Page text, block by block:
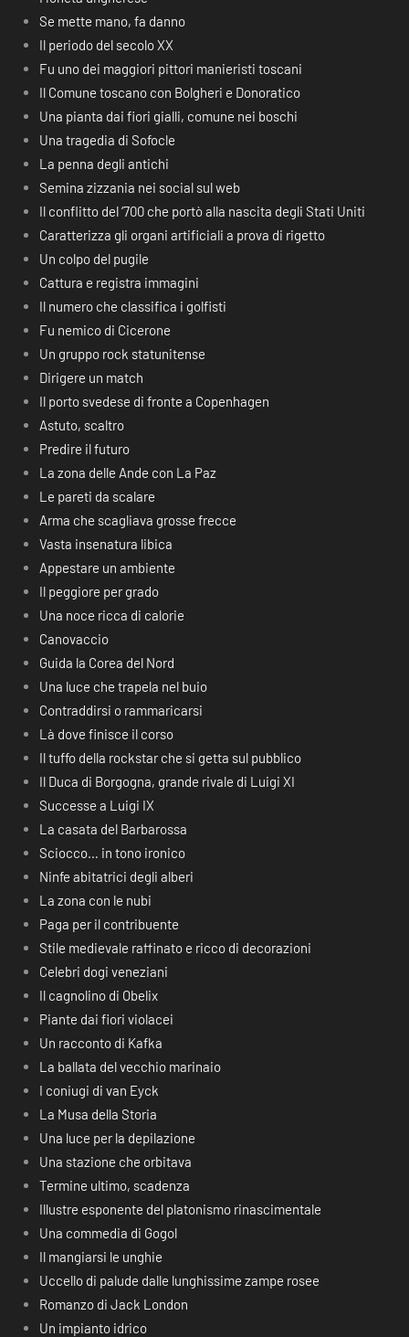
Se mette mano, fa danno
Il periodo del secolo XX
Fu uno dei maggiori pittori manieristi toscani
Il Comune toscano con Bolgheri e Donoratico
Una pianta dai fiori gialli, comune nei boschi
Una tragedia di Sofocle
La penna degli antichi
Semina zizzania nei social sul web
Il conflitto del ‘700 che portò alla nascita degli Stati Uniti
Caratterizza gli organi artificiali a prova di rigetto
Un colpo del pugile
Cattura e registra immagini
Il numero che classifica i golfisti
Fu nemico di Cicerone
Un gruppo rock statunitense
Dirigere un match
Il porto svedese di fronte a Copenhagen
Astuto, scaltro
Predire il futuro
La zona delle Ande con La Paz
Le pareti da scalare
Arma che scagliava grosse frecce
Vasta insenatura libica
Appestare un ambiente
Il peggiore per grado
Una noce ricca di calorie
Canovaccio
Guida la Corea del Nord
Una luce che trapela nel buio
Contraddirsi o rammaricarsi
Là dove finisce il corso
Il tuffo della rockstar che si getta sul pubblico
Il Duca di Borgogna, grande rivale di Luigi XI
Successe a Luigi IX
La casata del Barbarossa
Sciocco… in tono ironico
Ninfe abitatrici degli alberi
La zona con le nubi
Paga per il contribuente
Stile medievale raffinato e ricco di decorazioni
Celebri dogi veneziani
Il cagnolino di Obelix
Piante dai fiori violacei
Un racconto di Kafka
La ballata del vecchio marinaio
I coniugi di van Eyck
La Musa della Storia
Una luce per la depilazione
Una stazione che orbitava
Termine ultimo, scadenza
Illustre esponente del platonismo rinascimentale
Una commedia di Gogol
Il mangiarsi le unghie
Uccello di palude dalle lunghissime zampe rosee
Romanzo di Jack London
Un impianto idrico